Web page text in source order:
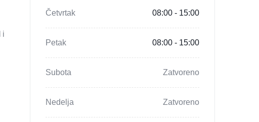
i
Četvrtak 08:00 - 15:00
Petak 08:00 - 15:00
Subota Zatvoreno
Nedelja Zatvoreno